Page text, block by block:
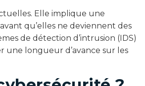
Elle implique une
qu’elles ne deviennent des
de détection d’intrusion (IDS)
une longueur d’avance sur les